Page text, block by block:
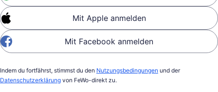
Mit Apple anmelden
Mit Facebook anmelden
Indem du fortfährst, stimmst du den Nutzungsbedingungen und der
Datenschutzerklärung von FeWo-direkt zu.